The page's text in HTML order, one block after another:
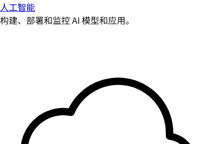
人工智能
构建、部署和监控 AI 模型和应用。